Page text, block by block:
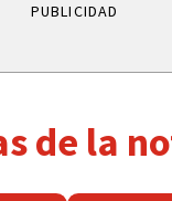
PUBLICIDAD
de la